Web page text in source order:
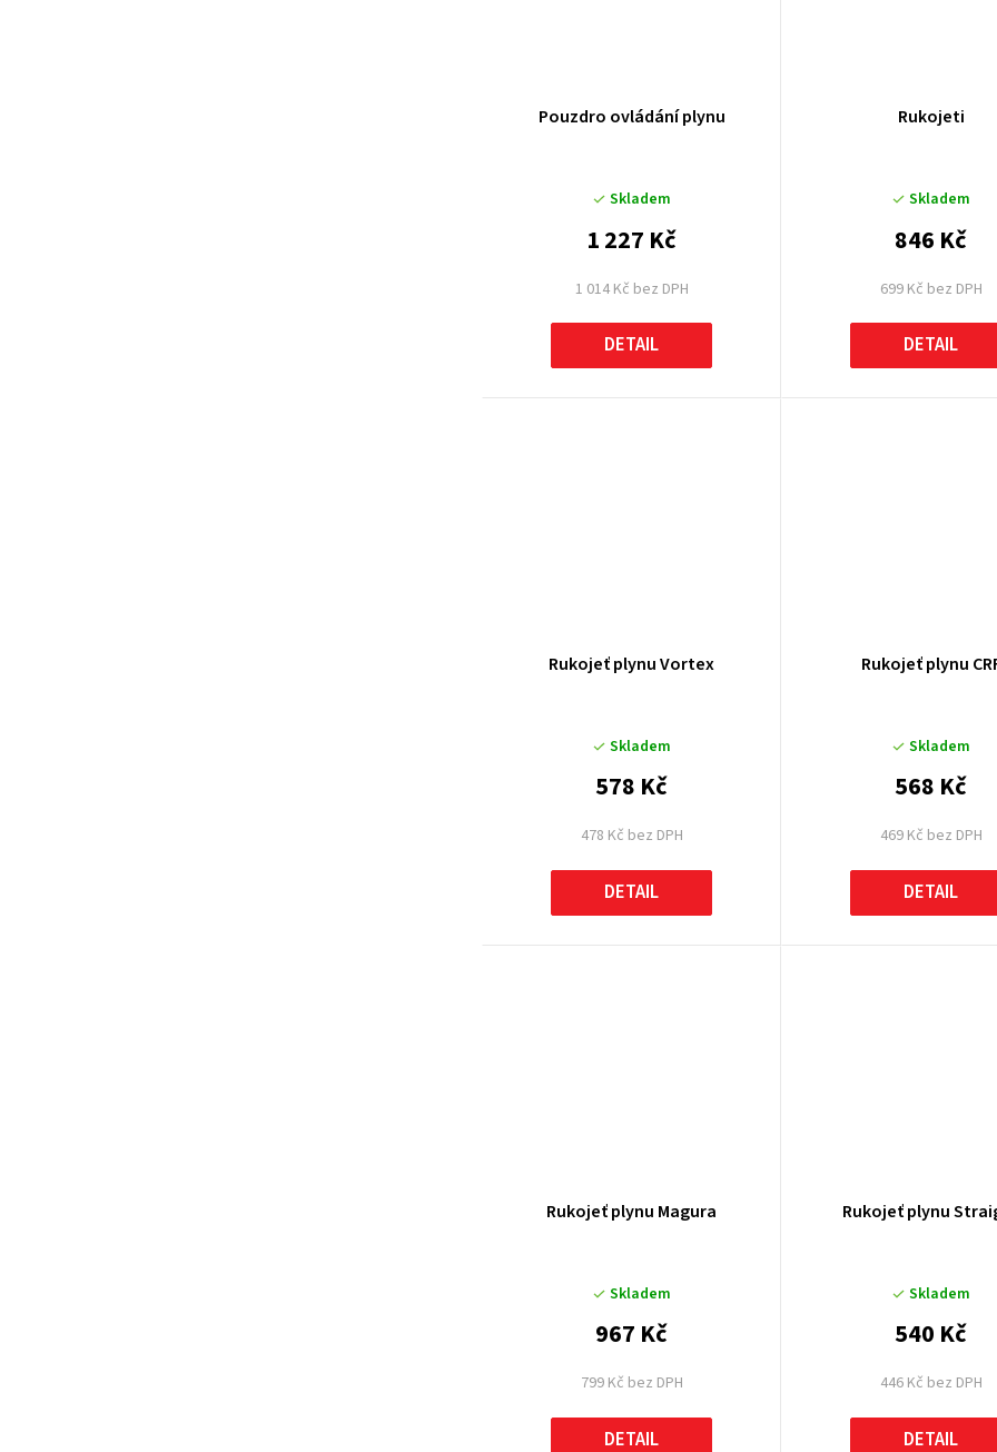
Pouzdro ovládání plynu
Skladem
1 014 Kč bez DPH
1 227 Kč
DETAIL
Rukojeti
Skladem
699 Kč bez DPH
846 Kč
DETAIL
Rukojeť plynu Vortex
Skladem
478 Kč bez DPH
578 Kč
DETAIL
Rukojeť plynu
Skladem
469 Kč bez DPH
568 Kč
DETAIL
Rukojeť plynu Magura
Skladem
799 Kč bez DPH
967 Kč
DETAIL
Rukojeť plynu
Skladem
446 Kč bez DPH
540 Kč
DETAIL